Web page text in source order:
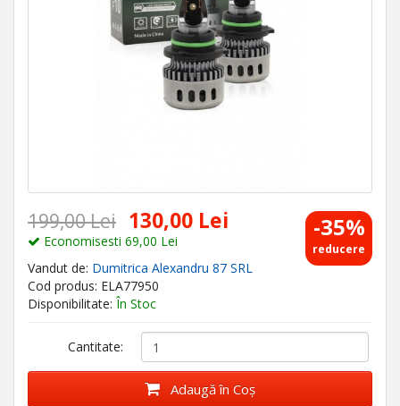
-35%
reducere
199,00 Lei 130,00 Lei
Economisesti 69,00 Lei
Vandut de: Dumitrica Alexandru 87 SRL
Cod produs: ELA77950
Disponibilitate: În Stoc
Cantitate:
Adaugă în Coş